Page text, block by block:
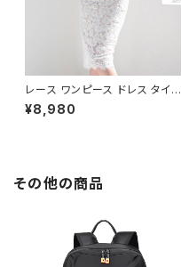
レース ワンピース ドレス タイト
ワンピ ホワイト きれいめ 清楚
エレガント 大人 上品 パーティ
効果 スリム見え 体型カバー C-
¥8,980
その他の商品